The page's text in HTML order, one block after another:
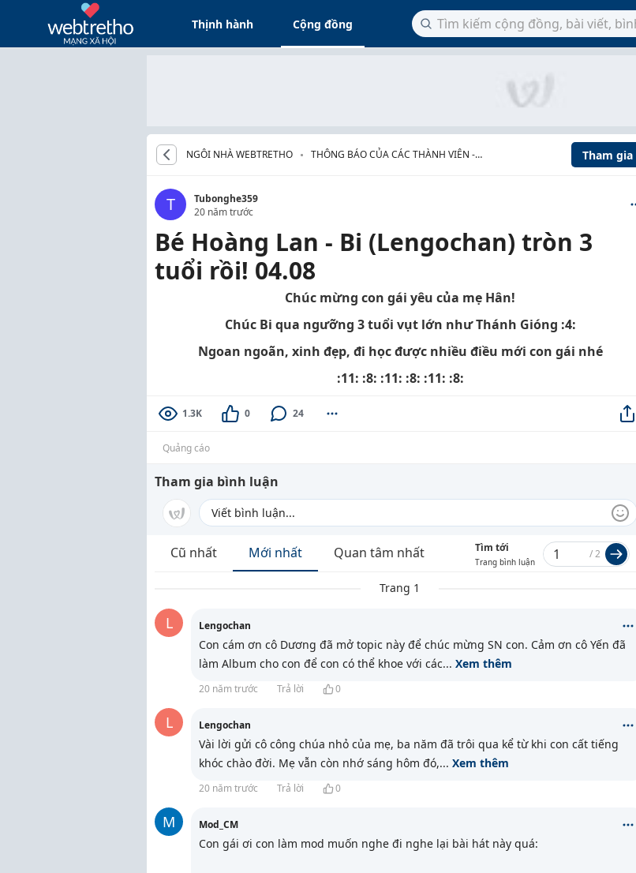
Thịnh hành Cộng đồng
NGÔI NHÀ WEBTRETHO
THÔNG BÁO CỦA CÁC THÀNH VIÊN -
Tham gia
T
Tubonghe359
20 năm trước
Bé Hoàng Lan - Bi (Lengochan) tròn 3
tuổi rồi! 04.08
Chúc mừng con gái yêu của mẹ Hân!
Chúc Bi qua ngưỡng 3 tuổi vụt lớn như Thánh Gióng :4:
Ngoan ngoãn, xinh đẹp, đi học được nhiều điều mới con gái nhé
:11: :8: :11: :8: :11: :8:
1.3K 0 24
Quảng cáo
Tham gia bình luận
Cũ nhất Mới nhất Quan tâm nhất Tìm tới
Trang bình luận
/2
Trang 1
L Lengochan
Con cám ơn cô Dương đã mở topic này để chúc mừng SN con. Cảm ơn cô Yến đã
làm Album cho con để con có thể khoe với các... Xem thêm
20 năm trước Trả lời 0
L Lengochan
Vài lời gửi cô công chúa nhỏ của mẹ, ba năm đã trôi qua kể từ khi con cất tiếng
khóc chào đời. Mẹ vẫn còn nhớ sáng hôm đó,... Xem thêm
20 năm trước Trả lời 0
M Mod_CM
Con gái ơi con làm mod muốn nghe đi nghe lại bài hát này quá: